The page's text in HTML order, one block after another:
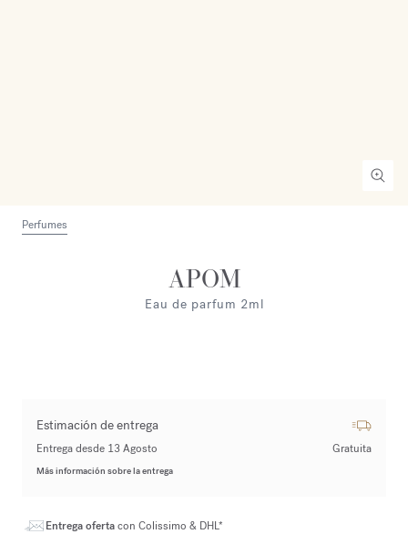
Perfumes
APOM
Eau de parfum 2ml
Estimación de entrega
Entrega desde 13 Agosto Gratuita
Más información sobre la entrega
Entrega ofertacon Colissimo & DHL*